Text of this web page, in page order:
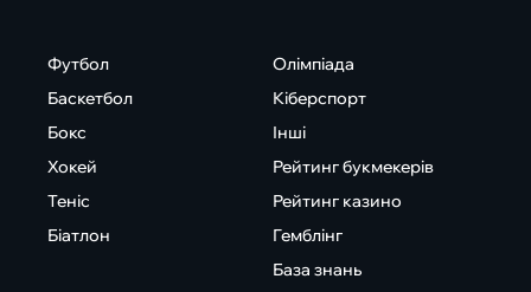
Футбол
Баскетбол
Бокс
Хокей
Теніс
Біатлон
Олімпіада
Кіберспорт
Інші
Рейтинг букмекерів
Рейтинг казино
Гемблінг
База знань